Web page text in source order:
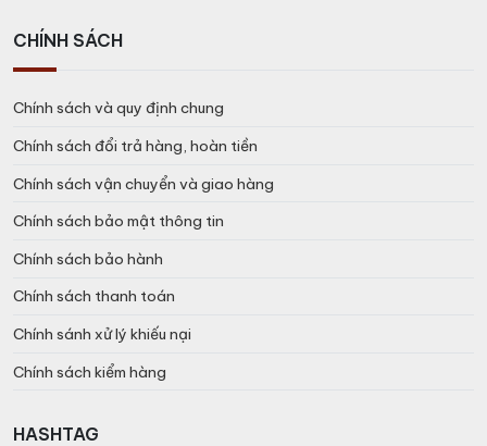
CHÍNH SÁCH
Chính sách và quy định chung
Chính sách đổi trả hàng, hoàn tiền
Chính sách vận chuyển và giao hàng
Chính sách bảo mật thông tin
Chính sách bảo hành
Chính sách thanh toán
Chính sánh xử lý khiếu nại
Chính sách kiểm hàng
HASHTAG